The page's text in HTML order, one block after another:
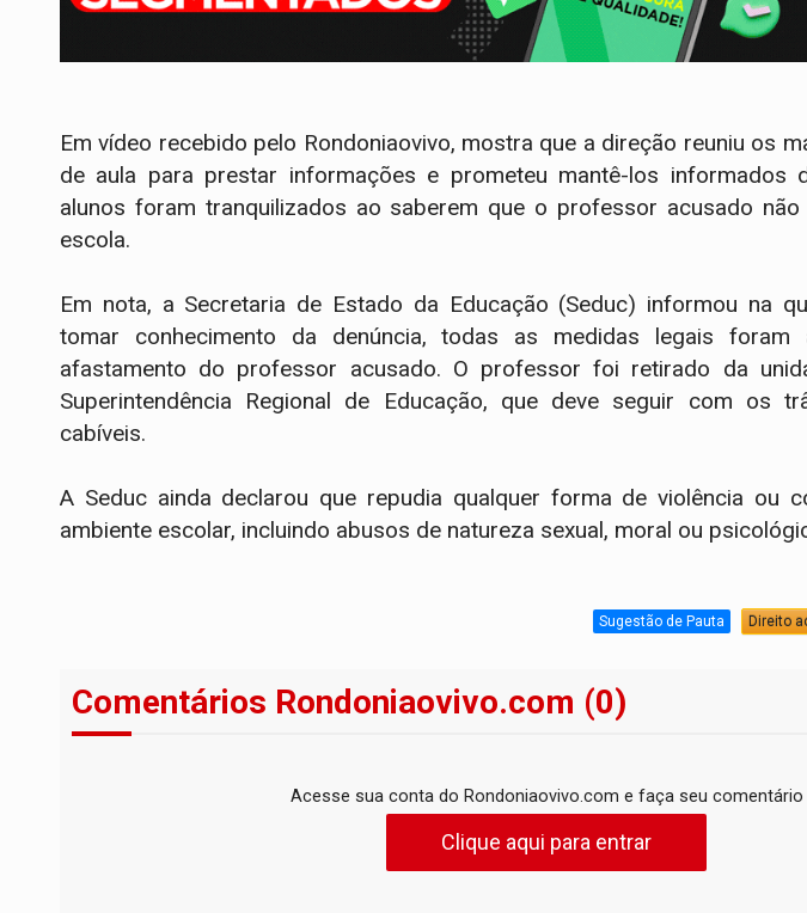
Em vídeo recebido pelo Rondoniaovivo, mostra que a direção reuniu os
de aula para prestar informações e prometeu mantê-los informados
alunos foram tranquilizados ao saberem que o professor acusado
escola.
Em nota, a Secretaria de Estado da Educação (Seduc) informou na
tomar conhecimento da denúncia, todas as medidas legais foram
afastamento do professor acusado. O professor foi retirado da
Superintendência Regional de Educação, que deve seguir com os
cabíveis.
A Seduc ainda declarou que repudia qualquer forma de violência ou
ambiente escolar, incluindo abusos de natureza sexual, moral ou
Sugestão de Pauta Direito
Comentários Rondoniaovivo.com (0)
Acesse sua conta do Rondoniaovivo.com e faça seu comentário
Clique aqui para entrar